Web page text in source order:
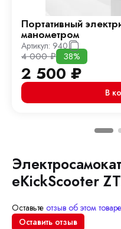
Портативный
манометром
Артикул: 940
4 000₽ 38%
2 500 ₽
В
eKickScooter
Оставьте отзыв об этом товаре
Оставить отзыв